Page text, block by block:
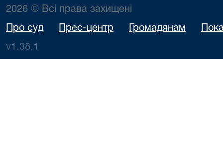
2026 © Всі права захищені
Про суд Прес-центр Громадянам
v1.38.1